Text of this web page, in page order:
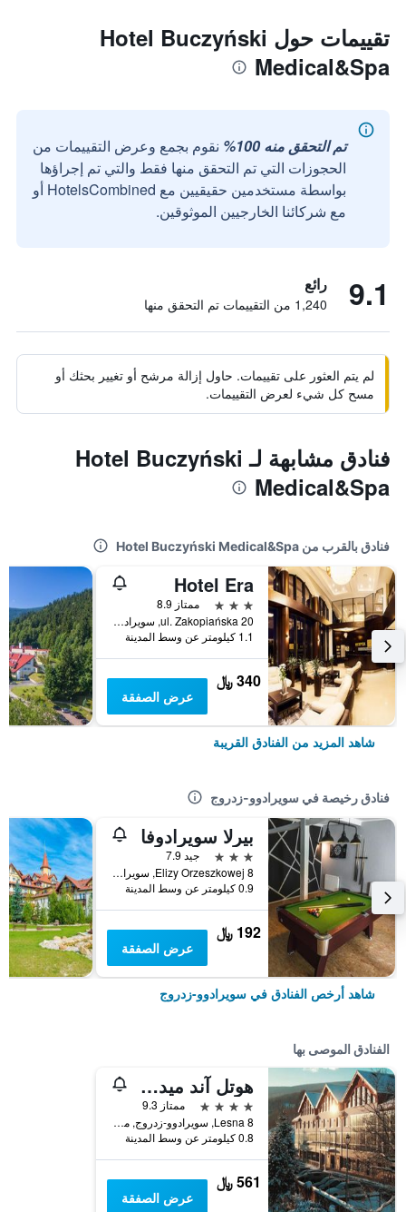
تقييمات حول Hotel Buczyński
Medical&Spa
تم التحقق منه 100%
نقوم بجمع وعرض التقييمات من
الحجوزات التي تم التحقق منها فقط والتي تم إجراؤها
بواسطة مستخدمين حقيقيين مع HotelsCombined أو
مع شركائنا الخارجيين الموثوقين.
9.1 رائع
1,240 من التقييمات تم التحقق منها
لم يتم العثور على تقييمات. حاول إزالة مرشح أو تغيير بحثك أو
مسح كل شيء لعرض التقييمات.
فنادق مشابهة لـ Hotel Buczyński
Medical&Spa
فنادق بالقرب من Hotel Buczyński Medical&Spa
Hotel Era
3 نجوم
ممتاز 8.9
ul. Zakopiańska 20, سويرادوو-زدروج, محافظة سيلزيا السفلى, بولندا
1.1 كيلومتر عن وسط المدينة
340 ﷼
عرض الصفقة
شاهد المزيد من الفنادق القريبة
فنادق رخيصة في سويرادوو-زدروج
بيرلا سويرادوفا
3 نجوم
جيد 7.9
Elizy Orzeszkowej 8, سويرادوو-زدروج, محافظة سيلزيا السفلى, بولندا
0.9 كيلومتر عن وسط المدينة
192 ﷼
عرض الصفقة
شاهد أرخص الفنادق في سويرادوو-زدروج
الفنادق الموصى بها
هوتل آند ميدي سبا بيلى كامين
4 نجوم
ممتاز 9.3
Lesna 8, سويرادوو-زدروج, محافظة سيلزيا السفلى, بولندا
0.8 كيلومتر عن وسط المدينة
561 ﷼
عرض الصفقة